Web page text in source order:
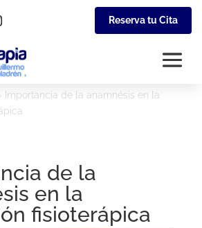
Reserva tu Cita
Importancia de la anamnésis en la
de la
en la
fisioterápica